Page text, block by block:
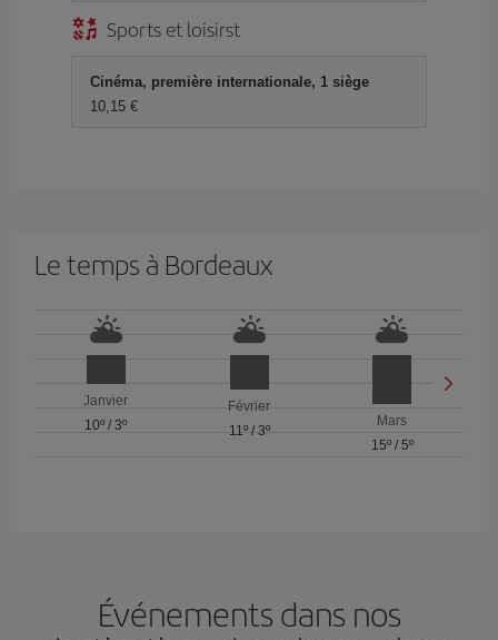
Sports et loisirst
Cinéma, première internationale, 1 siège
10,15 €
Le temps à Bordeaux
Janvier
10º /3º
Février
11º/ 3º
Mars
15º/ 5º
Événements dans nos